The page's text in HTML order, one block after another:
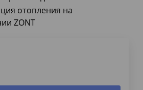
отопления на
ZONT